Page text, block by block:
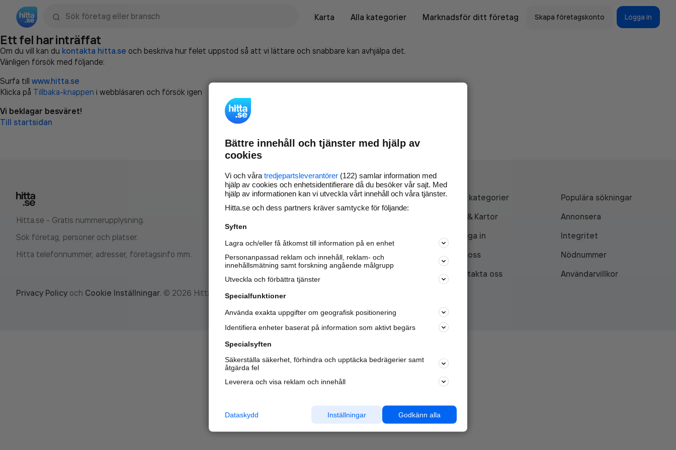
Karta
Alla kategorier Marknadsför ditt företag Skapa företagskonto Logga in
Ett fel har inträffat
Om du vill kan du kontakta hitta.se och beskriva hur felet uppstod så att vi lättare och snabbare kan avhjälpa det.
Vänligen försök med följande:
Surfa till www.hitta.se
Klicka på Tillbaka-knappen i webbläsaren och försök igen
Vi beklagar besväret!
Till startsidan
Hitta.se - Gratis nummerupplysning.
Sök företag, personer och platser.
Hitta telefonnummer, adresser, företagsinfo mm.
Marknadsför företaget på
nya kunder och
samarbetspartners nära dig.
Läs mer här
Alla kategorier
Populära sökningar
API & Kartor
Annonsera
Logga in
Integritet
Om oss
Nödnummer
Kontakta oss
Användarvillkor
Privacy Policy och Cookie Inställningar. © 2026 Hitta.se
Bättre innehåll och tjänster med hjälp av
cookies
Vi och våra tredjepartsleverantörer (122) samlar information med
hjälp av cookies och enhetsidentifierare då du besöker vår sajt. Med
hjälp av informationen kan vi utveckla vårt innehåll och våra tjänster.
Hitta.se och dess partners kräver samtycke för följande:
Syften
Lagra och/eller få åtkomst till information på en enhet
Personanpassad reklam och innehåll, reklam- och
innehållsmätning samt forskning angående målgrupp
Utveckla och förbättra tjänster
Specialfunktioner
Använda exakta uppgifter om geografisk positionering
Identifiera enheter baserat på information som aktivt begärs
Specialsyften
Säkerställa säkerhet, förhindra och upptäcka bedrägerier samt
åtgärda fel
Leverera och visa reklam och innehåll
Godkänn alla
Inställningar
Dataskydd